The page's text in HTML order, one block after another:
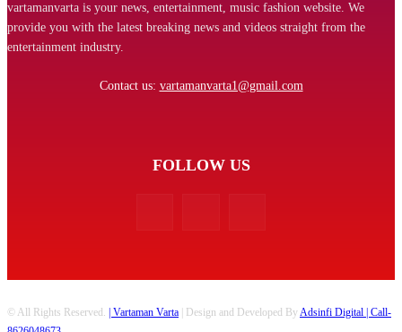
vartamanvarta is your news, entertainment, music fashion website. We
provide you with the latest breaking news and videos straight from the
entertainment industry.
Contact us: vartamanvarta1@gmail.com
FOLLOW US
© All Rights Reserved. | Vartaman Varta | Design and Developed ByAdsinfi Digital | Call-